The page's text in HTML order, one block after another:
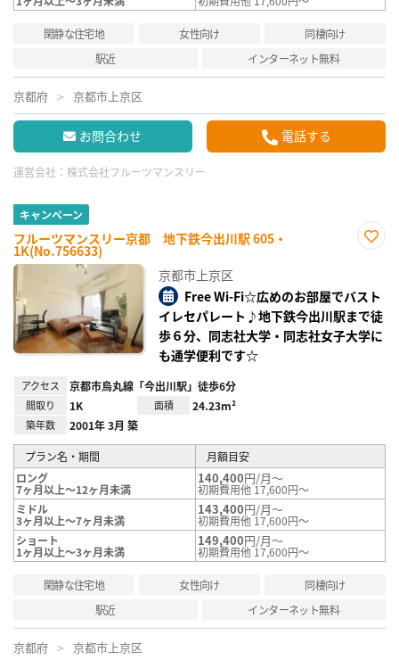
閑静な住宅地 女性向け
同棲向け
駅近
インターネット無料
京都府 京都市上京区
お問合わせ 電話する
運営会社： 株式会社フルーツマンスリー
キャンペーン
フルーツマンスリー京都 地下鉄今出川駅 605・
1K(No.756633)
録
京都市上京区
Free Wi-Fi☆広めのお部屋でバスト
イレセパレート♪地下鉄今出川駅まで徒
歩６分、同志社大学・同志社女子大学に
も通学便利です☆
アクセス 京都市烏丸線「今出川駅」徒歩6分
間取り 1K 面積 24.23m²
築年数 2001年 3月 築
プラン名・期間
月額目安
ロング
7ヶ月以上～12ヶ月未満
140,400円/月～
初期費用他 17,600円～
ミドル
3ヶ月以上～7ヶ月未満
143,400円/月～
初期費用他 17,600円～
ショート
1ヶ月以上～3ヶ月未満
149,400円/月～
初期費用他 17,600円～
閑静な住宅地 女性向け
同棲向け
駅近
インターネット無料
京都府 京都市上京区